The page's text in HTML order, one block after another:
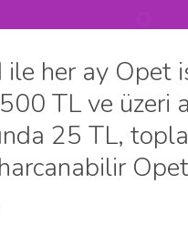
her ay Opet
500 TL ve üzeri
25 TL,